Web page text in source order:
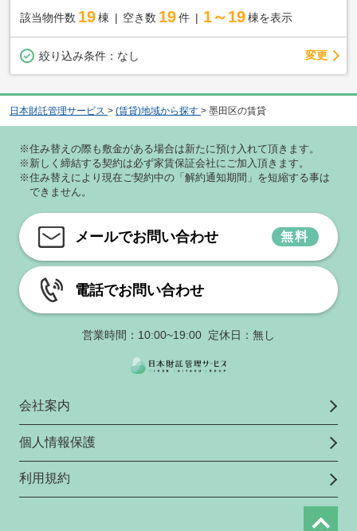
該当物件数 19棟 空き数 19 件 1～19 棟を表示
絞り込み条件： なし 変更
日本財託管理サービス > (賃貸)地域から探す > 墨田区の賃貸
※住み替えの際も敷金がある場合は新たに預け入れて頂きます。
※新しく締結する契約は必ず家賃保証会社にご加入頂きます。
※住み替えにより現在ご契約中の「解約通知期間」を短縮する事は
できません。
メールでお問い合わせ 無料
電話でお問い合わせ
営業時間：10:00~19:00 定休日：無し
会社案内
個人情報保護
利用規約